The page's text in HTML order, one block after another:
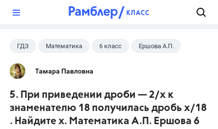
ГДЗ Математика 6 класс Ершова А.П.
Тамара Павловна
5. При приведении дроби — 2/x к
знаменателю 18 получилась дробь x/18
. Найдите х. Математика А.П. Ершова 6